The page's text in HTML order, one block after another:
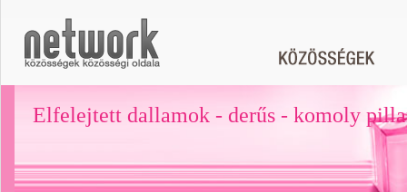
Elfelejtett dallamok - derűs - komoly